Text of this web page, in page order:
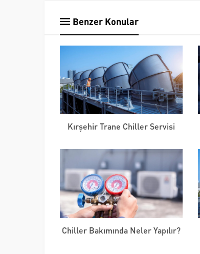
Benzer Konular
Kırşehir Trane Chiller Servisi
Chiller Bakımında Neler Yapılır?